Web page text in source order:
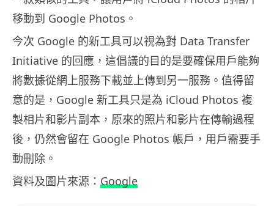
移動到 Google Photos。
今次 Google 的新工具可以視為對 Data Transfer
Initiative 的回應，這倡議的目的是要確保用戶能夠
將數據從網上服務下載並上傳到另一服務。值得留
意的是，Google 新工具只是為 iCloud Photos 複
製相片和影片副本，原來的照片和影片在傳輸過程
後，仍然會留在 Google Photos 帳戶，用戶需要手
動刪除。
資料及圖片來源： Google